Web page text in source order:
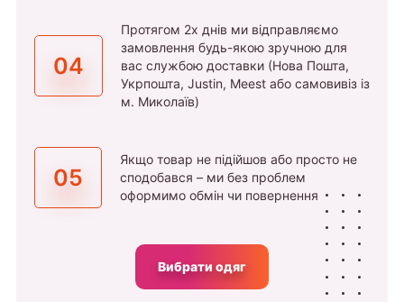
04
Протягом 2х днів ми відправляємо
замовлення будь-якою зручною для
вас службою доставки (Нова Пошта,
Укрпошта, Justin, Meest або самовивіз із
м. Миколаїв)
05
Якщо товар не підійшов або просто не
сподобався – ми без проблем
оформимо обмін чи повернення
Вибрати одяг